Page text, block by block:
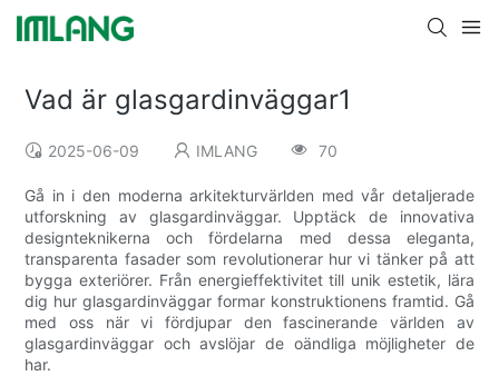
Vad är glasgardinväggar1
2025-06-09 IMLANG 70
Gå in i den moderna arkitekturvärlden med vår detaljerade
utforskning av glasgardinväggar. Upptäck de innovativa
designteknikerna och fördelarna med dessa eleganta,
transparenta fasader som revolutionerar hur vi tänker på att
bygga exteriörer. Från energieffektivitet till unik estetik, lära
dig hur glasgardinväggar formar konstruktionens framtid. Gå
med oss ​​när vi fördjupar den fascinerande världen av
glasgardinväggar och avslöjar de oändliga möjligheter de
har.